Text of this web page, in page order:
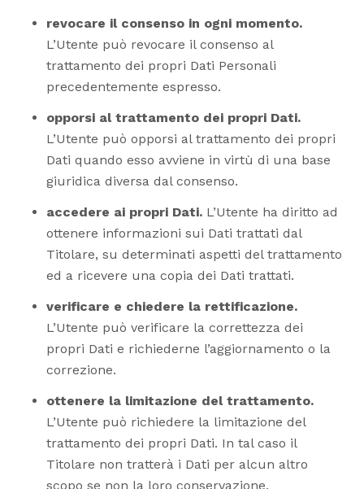
revocare il consenso in ogni momento.
L’Utente può revocare il consenso al
trattamento dei propri Dati Personali
precedentemente espresso.
opporsi al trattamento dei propri Dati.
L’Utente può opporsi al trattamento dei propri
Dati quando esso avviene in virtù di una base
giuridica diversa dal consenso.
accedere ai propri Dati.L’Utente ha diritto ad
ottenere informazioni sui Dati trattati dal
Titolare, su determinati aspetti del trattamento
ed a ricevere una copia dei Dati trattati.
verificare e chiedere la rettificazione.
L’Utente può verificare la correttezza dei
propri Dati e richiederne l’aggiornamento o la
correzione.
ottenere la limitazione del trattamento.
L’Utente può richiedere la limitazione del
trattamento dei propri Dati. In tal caso il
Titolare non tratterà i Dati per alcun altro
scopo se non la loro conservazione.